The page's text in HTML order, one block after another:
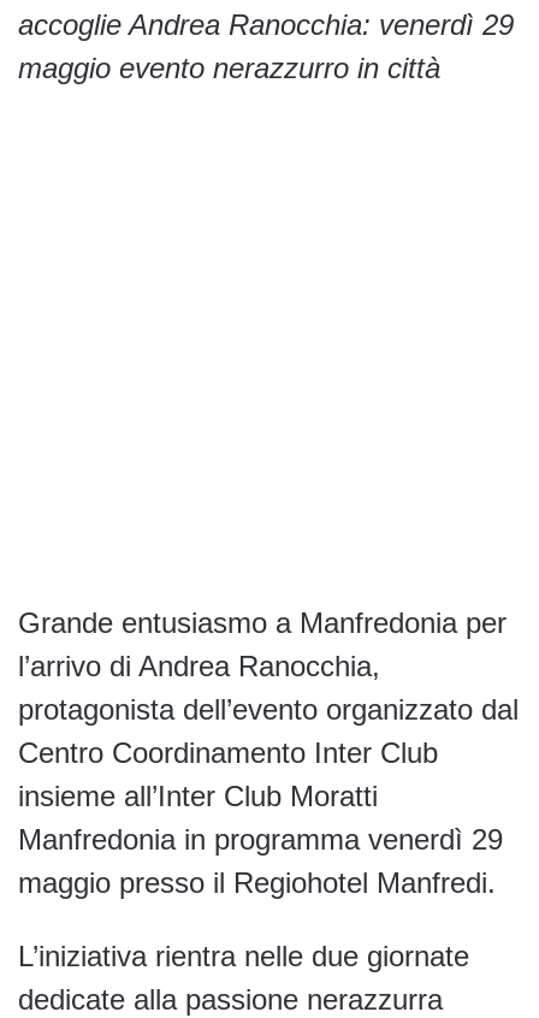
accoglie Andrea Ranocchia: venerdì 29
maggio evento nerazzurro in città
Grande entusiasmo a Manfredonia per
l’arrivo di Andrea Ranocchia,
protagonista dell’evento organizzato dal
Centro Coordinamento Inter Club
insieme all’Inter Club Moratti
Manfredonia in programma venerdì 29
maggio presso il Regiohotel Manfredi.
L’iniziativa rientra nelle due giornate
dedicate alla passione nerazzurra